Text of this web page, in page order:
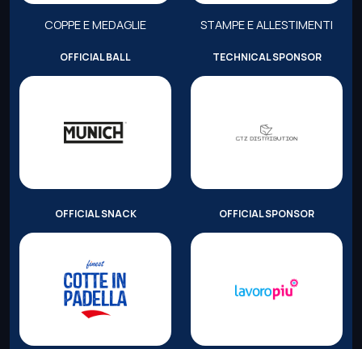
COPPE E MEDAGLIE STAMPE E ALLESTIMENTI
OFFICIAL BALL TECHNICAL SPONSOR
OFFICIAL SNACK OFFICIAL SPONSOR